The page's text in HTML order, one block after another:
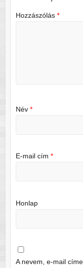
Hozzászólás *
Név *
E-mail cím *
Honlap
A nevem, e-mail